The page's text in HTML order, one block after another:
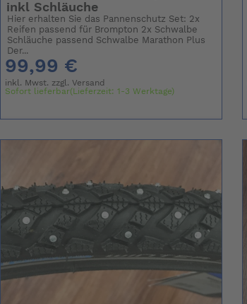
inkl Schläuche
Hier erhalten Sie das Pannenschutz Set: 2x
Reifen passend für Brompton 2x Schwalbe
Schläuche passend Schwalbe Marathon Plus
Der...
99,99 €
inkl. Mwst. zzgl.Versand
Sofort lieferbar(Lieferzeit: 1-3 Werktage)